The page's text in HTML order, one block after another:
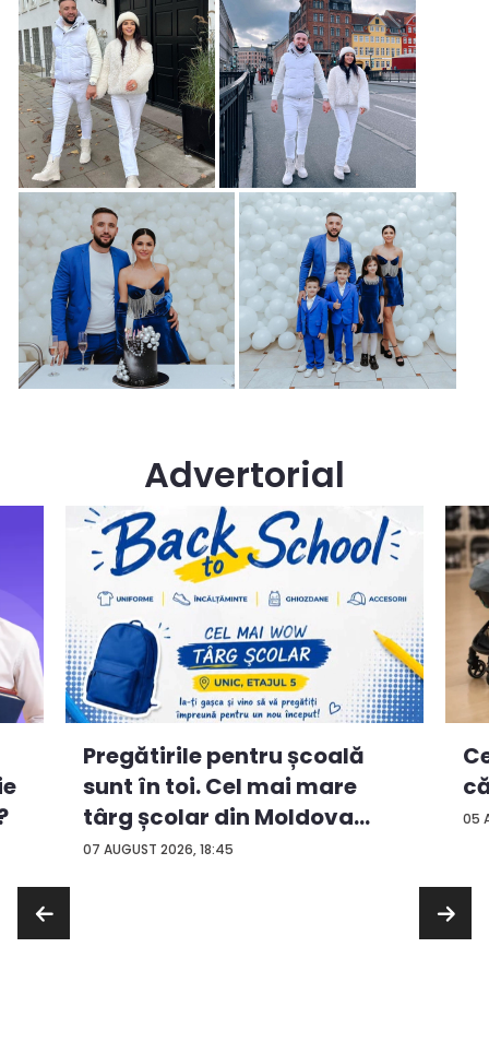
Advertorial
07 AUGUST 2026, 18:45
Pregătirile pentru școală
sunt în toi. Cel mai mare
târg școlar din Moldova
con...
05